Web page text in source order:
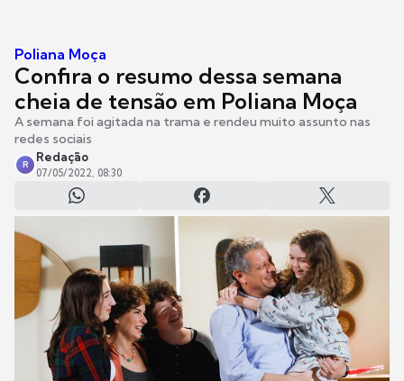
Poliana Moça
Confira o resumo dessa semana
cheia de tensão em Poliana Moça
A semana foi agitada na trama e rendeu muito assunto nas
redes sociais
R
Redação
07/05/2022, 08:30